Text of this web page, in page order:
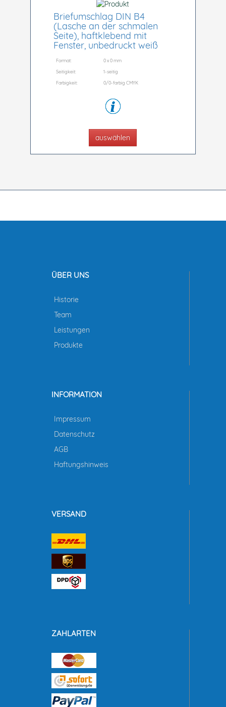
Briefumschlag DIN B4
(Lasche an der schmalen
Seite), haftklebend mit
Fenster, unbedruckt weiß
Format:
0 x 0 mm
Seitigkeit:
1-seitig
Farbigkeit:
0/0-farbig CMYK
auswählen
ÜBER UNS
Historie
Team
Leistungen
Produkte
INFORMATION
Impressum
Datenschutz
AGB
Haftungshinweis
VERSAND
ZAHLARTEN